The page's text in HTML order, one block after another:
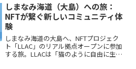
しまなみ海道（大島）への旅：
NFTが繋ぐ新しいコミュニティ体
験
しまなみ海道の大島へ、NFTプロジェク
ト「LLAC」のリアル拠点オープンに参加
する旅。LLACは「猫のように自由に生き